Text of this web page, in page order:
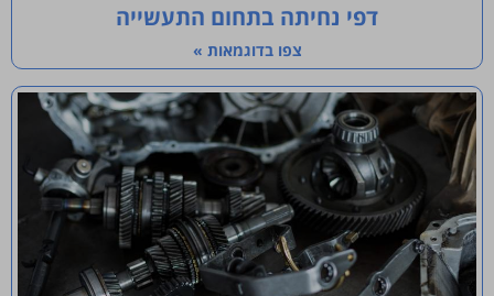
דפי נחיתה בתחום התעשייה
צפו בדוגמאות »